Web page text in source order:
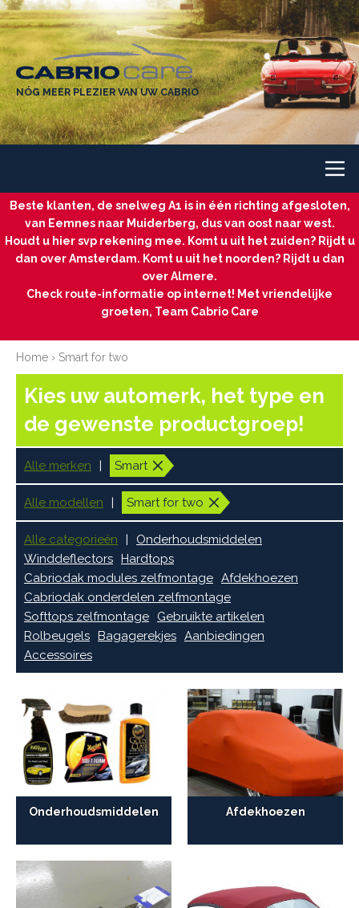
NÓG MEER PLEZIER VAN UW CABRIO
Beste klanten, de snelweg A1 is in één richting afgesloten,
van Eemnes naar Muiderberg, dus van oost naar west.
Houdt u hier svp rekening mee. Komt u uit het zuiden? Rijdt u
dan over Amsterdam. Komt u uit het noorden? Rijdt u dan
over Almere.
Check route-informatie op internet! Met vriendelijke
groeten, Team Cabrio Care
Home › Smart for two
Kies uw automerk, het type en
de gewenste productgroep!
Alle merken Smart
Alle modellen Smart for two
Alle categorieën
Onderhoudsmiddelen
Winddeflectors Hardtops
Cabriodak modules zelfmontage Afdekhoezen
Cabriodak onderdelen zelfmontage
Softtops zelfmontage
Gebruikte artikelen
Rolbeugels Bagagerekjes Aanbiedingen
Accessoires
Onderhoudsmiddelen Afdekhoezen